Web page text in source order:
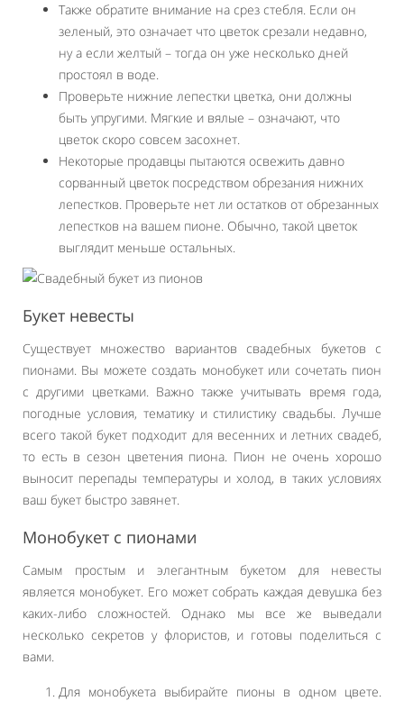
Также обратите внимание на срез стебля. Если он
зеленый, это означает что цветок срезали недавно,
ну а если желтый – тогда он уже несколько дней
простоял в воде.
Проверьте нижние лепестки цветка, они должны
быть упругими. Мягкие и вялые – означают, что
цветок скоро совсем засохнет.
Некоторые продавцы пытаются освежить давно
сорванный цветок посредством обрезания нижних
лепестков. Проверьте нет ли остатков от обрезанных
лепестков на вашем пионе. Обычно, такой цветок
выглядит меньше остальных.
Букет невесты
Существует множество вариантов свадебных букетов с
пионами. Вы можете создать монобукет или сочетать пион
с другими цветками. Важно также учитывать время года,
погодные условия, тематику и стилистику свадьбы. Лучше
всего такой букет подходит для весенних и летних свадеб,
то есть в сезон цветения пиона. Пион не очень хорошо
выносит перепады температуры и холод, в таких условиях
ваш букет быстро завянет.
Монобукет с пионами
Самым простым и элегантным букетом для невесты
является монобукет. Его может собрать каждая девушка без
каких-либо сложностей. Однако мы все же выведали
несколько секретов у флористов, и готовы поделиться с
вами.
Для монобукета выбирайте пионы в одном цвете.